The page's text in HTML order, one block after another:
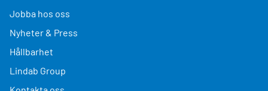
Jobba hos oss
Nyheter & Press
Hållbarhet
Lindab Group